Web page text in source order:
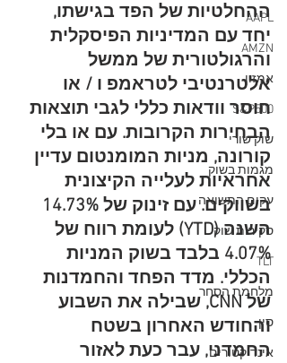
AAPL
AMZN
אמזון
S&P500
שוק שורי
מגמות בשוק
עקום התשואה
סקירות שוק
TLT
מלחמת הסחר
סין
אינדיקטורים
ההחלטיות של הפד בגישתו,
יחד עם המדיניות הפיסקלית
והרגולטורית של ממשל
אלטרנטיבי לטראמפ ו / או
חוסר וודאות כללי לגבי תוצאות
הבחירות הקרובות. עם או בלי
קורונה, מניות המומנטום עדיין
אחראיות לעלייה הקיצונית
השנה (YTD) לעומת רווח של
4.07% בלבד בשוק המניות
הכללי. מדד הפחד והחמדנות
של CNN, שבילה את השבוע
והחודש האחרון בשטח
החמדני, עבר כעת לאזור